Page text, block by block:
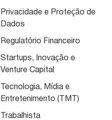
Privacidade e Proteção de
Dados
Regulatório Financeiro
Startups, Inovação e
Venture Capital
Tecnologia, Mídia e
Entretenimento (TMT)
Trabalhista